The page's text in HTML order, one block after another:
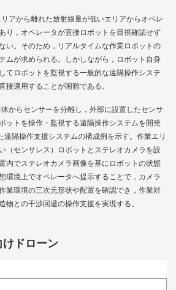
アから離れた放射線量が低いエリアからオペレ
り，オペレータが直接ロボットを目視確認せず
い。そのため，リアルタイムな作業ロボットの
ムが求められる。しかしながら，ロボット自身
てロボットを監視する一般的な遠隔操作システ
接適用することが困難である。
からセンサーを分離し，外部に設置したセンサ
ットを操作・監視する遠隔操作システムを開発
遠隔操作支援システムの構成例を示す。作業エリ
（センサレス）ロボットとステレオカメラを設
内でステレオカメラ画像を基にロボットの状態
環境上でオペレータへ提示することで，カメラ
業環境の三次元形状や配置を確認でき，作業対
物との干渉回避の操作支援を実現する。
ドローン